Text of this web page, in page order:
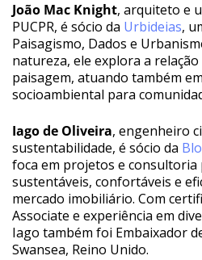
João Mac Knight, arquiteto e
PUCPR, é sócio da Urbideias,
Paisagismo, Dados e
natureza, ele explora a
paisagem, atuando também
socioambiental para
Iago de Oliveira, engenheiro
sustentabilidade, é sócio da
foca em projetos e consultoria
sustentáveis, confortáveis e
mercado imobiliário. Com
Associate e experiência em
Iago também foi Embaixador
Swansea, Reino Unido.